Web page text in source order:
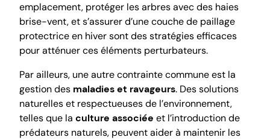
emplacement, protéger les arbres avec des haies
brise-vent, et s’assurer d’une couche de paillage
protectrice en hiver sont des stratégies efficaces
pour atténuer ces éléments perturbateurs.
Par ailleurs, une autre contrainte commune est la
gestion des maladies et ravageurs. Des solutions
naturelles et respectueuses de l’environnement,
telles que la culture associée et l’introduction de
prédateurs naturels, peuvent aider à maintenir les